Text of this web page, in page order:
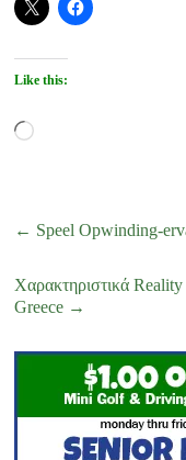
Like this:
Loading…
← Speel Opwinding-
Χαρακτηριστικά
Greece →